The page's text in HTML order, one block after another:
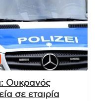
Ουκρανός
σε εταιρία